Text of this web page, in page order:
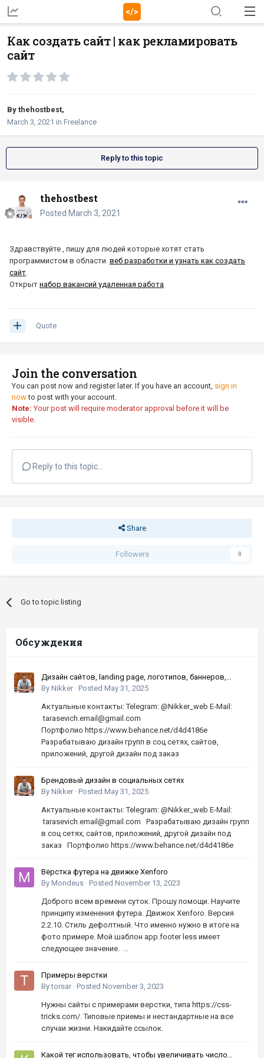
Как создать сайт | как рекламировать
сайт
By thehostbest,
March 3, 2021 in Freelance
Reply to this topic
thehostbest
Posted March 3, 2021
Здравствуйте , пишу для людей которые хотят стать
программистом в области веб разработки и узнать как создать
сайт.
Открыт набор вакансий удаленная работа
Quote
Join the conversation
You can post now and register later. If you have an account, sign in
nowto post with your account.
Note: Your post will require moderator approval before it will be
visible.
Reply to this topic...
Share
Followers 0
Go to topic listing
Обсуждения
Дизайн сайтов, landing page, логотипов, баннеров,
шапок | Высокое качество, по хорошей цене
By Nikker · Posted May 31, 2025
Актуальные контакты: Telegram: @Nikker_web E-Mail:
tarasevich.email@gmail.com
Портфолио https://www.behance.net/d4d4186e
Разрабатываю дизайн групп в соц сетях, сайтов,
приложений, другой дизайн под заказ
Брендовый дизайн в социальных сетях
By Nikker · Posted May 31, 2025
Актуальные контакты: Telegram: @Nikker_web E-Mail:
tarasevich.email@gmail.com Разрабатываю дизайн групп
в соц сетях, сайтов, приложений, другой дизайн под
заказ Портфолио https://www.behance.net/d4d4186e
Вёрстка футера на движке Xenforo
By Mondeus · Posted November 13, 2023
Доброго всем времени суток. Прошу помощи. Научите
принципу изменения футера. Движок Xenforo. Версия
2.2.10. Стиль дефолтный. Что именно нужно в итоге на
фото примере. Мой шаблон app.footer less имеет
следующее значение. ...
Примеры верстки
Bytorsar · Posted November 3, 2023
Нужны сайты с примерами верстки, типа https://css-
tricks.com/. Типовые приемы и нестандартные на все
случаи жизни. Накидайте ссылок.
Какой тег использовать, чтобы увеличивать число